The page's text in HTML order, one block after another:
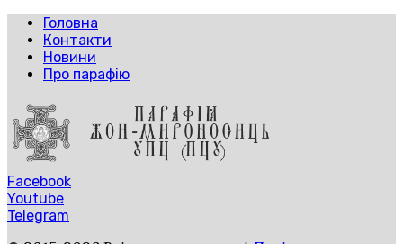
Головна
Контакти
Новини
Про парафію
Facebook
Youtube
Telegram